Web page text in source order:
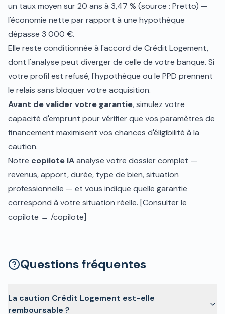
un taux moyen sur 20 ans à 3,47 % (source : Pretto) —
l'économie nette par rapport à une hypothèque
dépasse 3 000 €.
Elle reste conditionnée à l'accord de Crédit Logement,
dont l'analyse peut diverger de celle de votre banque. Si
votre profil est refusé, l'hypothèque ou le PPD prennent
le relais sans bloquer votre acquisition.
Avant de valider votre garantie, simulez votre
capacité d'emprunt pour vérifier que vos paramètres de
financement maximisent vos chances d'éligibilité à la
caution.
Notre copilote IAanalyse votre dossier complet —
revenus, apport, durée, type de bien, situation
professionnelle — et vous indique quelle garantie
correspond à votre situation réelle. [Consulter le
copilote → /copilote]
Questions fréquentes
La caution Crédit Logement est-elle
remboursable ?